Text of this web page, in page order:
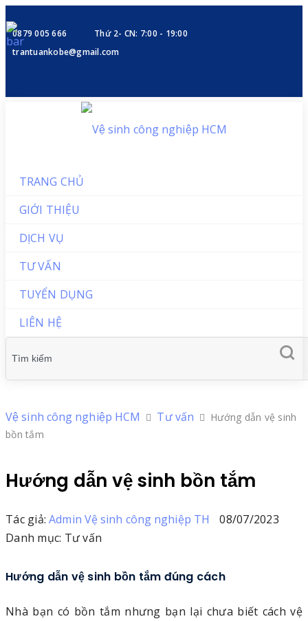
0879 005 666
Thứ 2- CN: 7:00 - 19:00
trantuankobe@gmail.com
TRANG CHỦ
GIỚI THIỆU
DỊCH VỤ
TƯ VẤN
TUYỂN DỤNG
LIÊN HỆ
Vệ sinh công nghiệp HCM Tư vấn
Hướng dẫn vệ sinh
bồn tắm
Hướng dẫn vệ sinh bồn tắm
Tác giả:Admin Vệ sinh công nghiệp TH
08/07/2023
Danh mục: Tư vấn
Hướng dẫn vệ sinh bồn tắm đúng cách
Nhà bạn có bồn tắm nhưng bạn lại chưa biết cách vệ